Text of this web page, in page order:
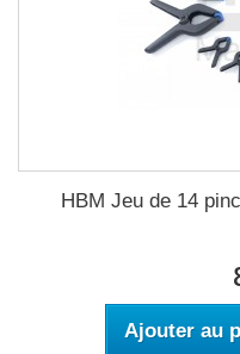
HBM Jeu de 14
Ajouter au